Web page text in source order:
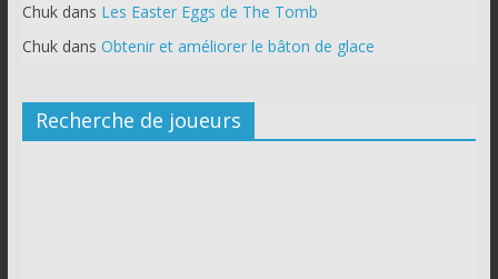
Chukdans Les Easter Eggs de The Tomb
Chukdans Obtenir et améliorer le bâton de glace
Recherche de joueurs